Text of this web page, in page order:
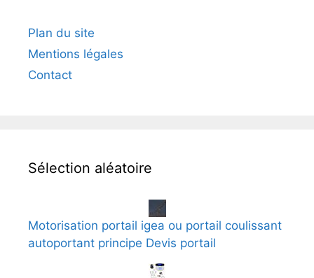
Plan du site
Mentions légales
Contact
Sélection aléatoire
Motorisation portail igea ou portail coulissant
autoportant principe Devis portail